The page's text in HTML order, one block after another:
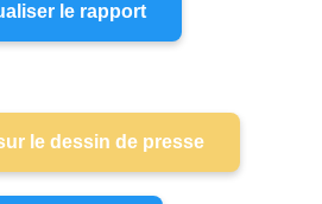
le rapport
le dessin de presse